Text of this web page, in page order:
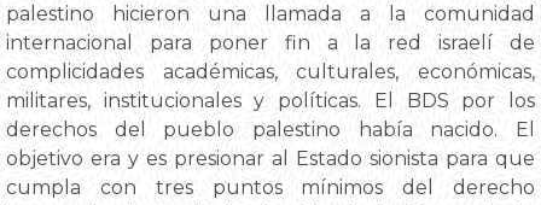
palestino hicieron una llamada a la comunidad
internacional para poner fin a la red israelí de
complicidades académicas, culturales, económicas,
militares, institucionales y políticas. El BDS por los
derechos del pueblo palestino había nacido. El
objetivo era y es presionar al Estado sionista para que
cumpla con tres puntos mínimos del derecho